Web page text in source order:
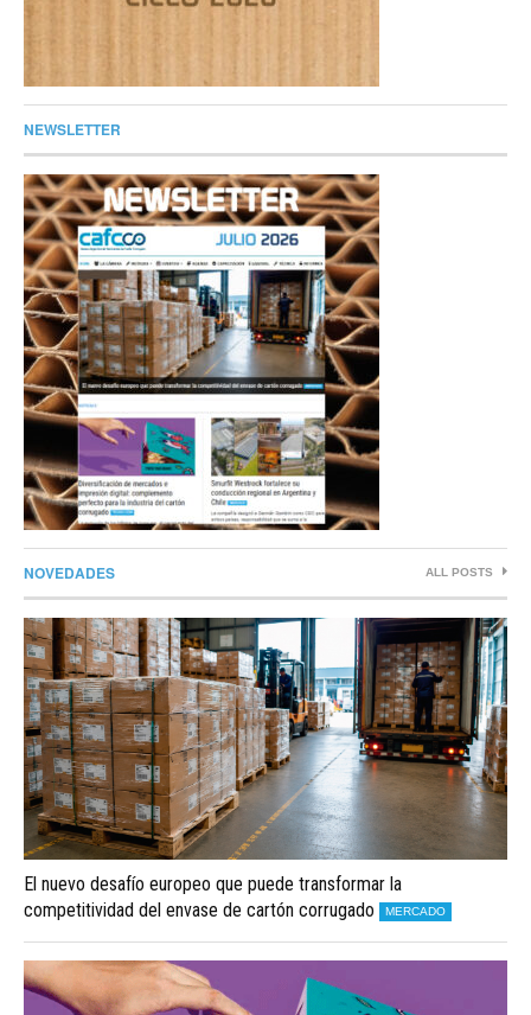
NEWSLETTER
NOVEDADES ALL POSTS
El nuevo desafío europeo que puede transformar la
competitividad del envase de cartón corrugado
MERCADO